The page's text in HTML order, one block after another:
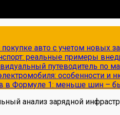
авто с учетом новых
реальные примеры
путеводитель по
особенности и
в Формуле 1: меньше шин –
анализ зарядной